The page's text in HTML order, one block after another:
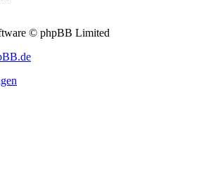
© phpBB Limited